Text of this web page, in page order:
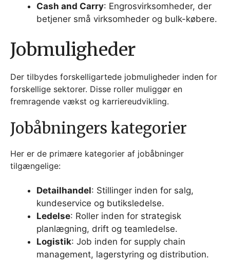
Cash and Carry: Engrosvirksomheder, der
betjener små virksomheder og bulk-købere.
Jobmuligheder
Der tilbydes forskelligartede jobmuligheder inden for
forskellige sektorer. Disse roller muliggør en
fremragende vækst og karriereudvikling.
Jobåbningers kategorier
Her er de primære kategorier af jobåbninger
tilgængelige:
Detailhandel: Stillinger inden for salg,
kundeservice og butiksledelse.
Ledelse: Roller inden for strategisk
planlægning, drift og teamledelse.
Logistik: Job inden for supply chain
management, lagerstyring og distribution.